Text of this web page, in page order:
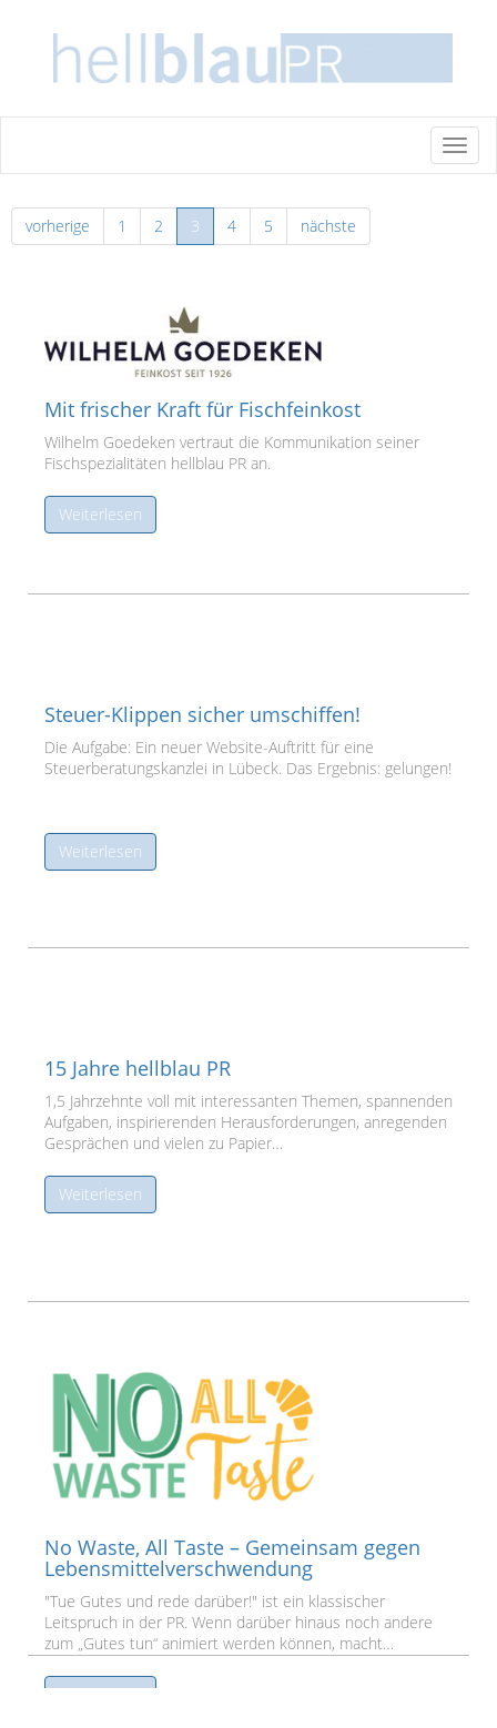
Toggle
vorherige 1 2 3 4 5 nächste
Mit frischer Kraft für Fischfeinkost
Wilhelm Goedeken vertraut die Kommunikation seiner
Fischspezialitäten hellblau PR an.
Weiterlesen
Steuer-Klippen sicher umschiffen!
Die Aufgabe: Ein neuer Website-Auftritt für eine
Steuerberatungskanzlei in Lübeck. Das Ergebnis: gelungen!
Weiterlesen
15 Jahre hellblau PR
1,5 Jahrzehnte voll mit interessanten Themen, spannenden
Aufgaben, inspirierenden Herausforderungen, anregenden
Gesprächen und vielen zu Papier…
Weiterlesen
No Waste, All Taste – Gemeinsam gegen
Lebensmittelverschwendung
"Tue Gutes und rede darüber!" ist ein klassischer
Leitspruch in der PR. Wenn darüber hinaus noch andere
zum „Gutes tun“ animiert werden können, macht…
Weiterlesen